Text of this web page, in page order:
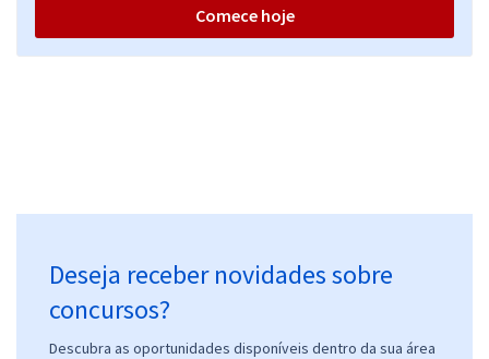
Comece hoje
Deseja receber novidades sobre
concursos?
Descubra as oportunidades disponíveis dentro da sua área